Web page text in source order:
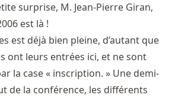
surprise, M. Jean-Pierre Giran,
est là !
est déjà bien pleine, d’autant que
ont leurs entrées ici, et ne sont
la case « inscription. » Une demi-
de la conférence, les différents